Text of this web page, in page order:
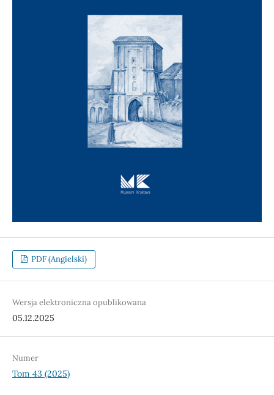
PDF (Angielski)
Wersja elektroniczna opublikowana
05.12.2025
Numer
Tom 43 (2025)